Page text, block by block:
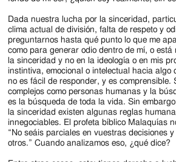
Dada nuestra lucha por la sinceridad,
clima actual de división, falta de respeto y
preguntarnos hasta qué punto lo que me
como para generar odio dentro de mí, o está
la sinceridad y no en la ideología o en mis
instintiva, emocional o intelectual hacia algo
no es fácil de responder, y es comprensible.
complejos como personas humanas y la
es la búsqueda de toda la vida. Sin
la sinceridad existen algunas reglas
innegociables. El profeta bíblico Malaquías
“No seáis parciales en vuestras decisiones
otros.” Cuando analizamos eso, ¿qué dice?